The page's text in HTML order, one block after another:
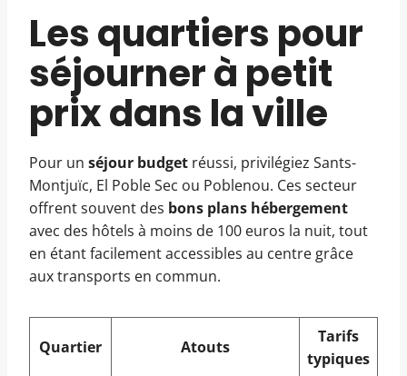
Les quartiers pour
séjourner à petit
prix dans la ville
Pour un séjour budget réussi, privilégiez Sants-
Montjuïc, El Poble Sec ou Poblenou. Ces secteur
offrent souvent des bons plans hébergement
avec des hôtels à moins de 100 euros la nuit, tout
en étant facilement accessibles au centre grâce
aux transports en commun.
Quartier Atouts
Tarifs
typiques